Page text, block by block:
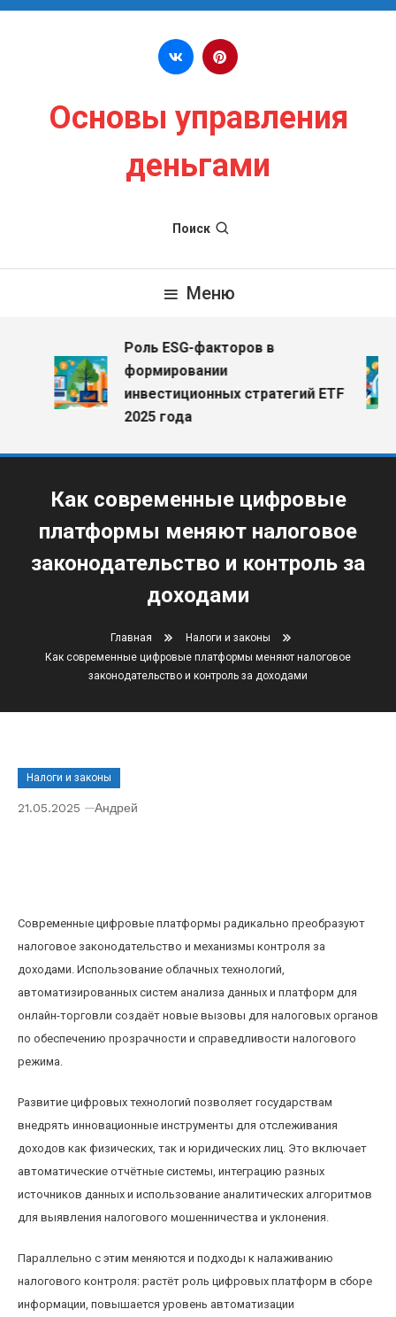
Перейти к содержимому
Основы управления
деньгами
Поиск
Меню
Роль ESG-факторов в
формировании
инвестиционных стратегий ETF
2025 года
Как современные цифровые
платформы меняют налоговое
законодательство и контроль за
доходами
Главная
Налоги и законы
Как современные цифровые платформы меняют налоговое
законодательство и контроль за доходами
Налоги и законы
21.05.2025 Андрей
Современные цифровые платформы радикально преобразуют
налоговое законодательство и механизмы контроля за
доходами. Использование облачных технологий,
автоматизированных систем анализа данных и платформ для
онлайн-торговли создаёт новые вызовы для налоговых органов
по обеспечению прозрачности и справедливости налогового
режима.
Развитие цифровых технологий позволяет государствам
внедрять инновационные инструменты для отслеживания
доходов как физических, так и юридических лиц. Это включает
автоматические отчётные системы, интеграцию разных
источников данных и использование аналитических алгоритмов
для выявления налогового мошенничества и уклонения.
Параллельно с этим меняются и подходы к налаживанию
налогового контроля: растёт роль цифровых платформ в сборе
информации, повышается уровень автоматизации